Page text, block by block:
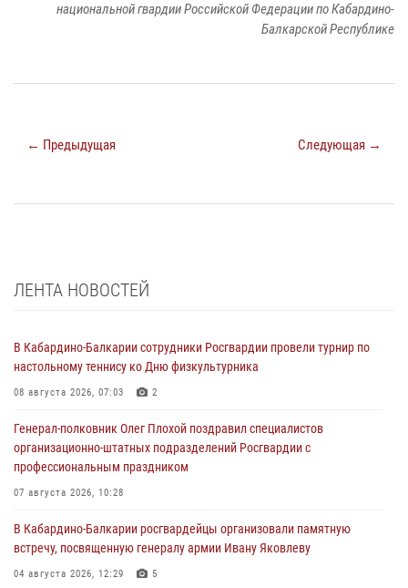
национальной гвардии Российской Федерации по Кабардино-
Балкарской Республике
← Предыдущая Следующая →
ЛЕНТА НОВОСТЕЙ
В Кабардино-Балкарии сотрудники Росгвардии провели турнир по
настольному теннису ко Дню физкультурника
08 августа 2026, 07:03 2
Генерал-полковник Олег Плохой поздравил специалистов
организационно-штатных подразделений Росгвардии с
профессиональным праздником
07 августа 2026, 10:28
В Кабардино-Балкарии росгвардейцы организовали памятную
встречу, посвященную генералу армии Ивану Яковлеву
04 августа 2026, 12:29 5